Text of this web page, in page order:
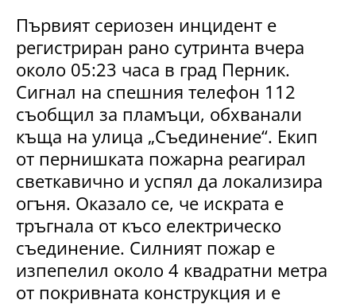
Първият сериозен инцидент е
регистриран рано сутринта вчера
около 05:23 часа в град Перник.
Сигнал на спешния телефон 112
съобщил за пламъци, обхванали
къща на улица „Съединение“. Екип
от пернишката пожарна реагирал
светкавично и успял да локализира
огъня. Оказало се, че искрата е
тръгнала от късо електрическо
съединение. Силният пожар е
изпепелил около 4 квадратни метра
от покривната конструкция и е